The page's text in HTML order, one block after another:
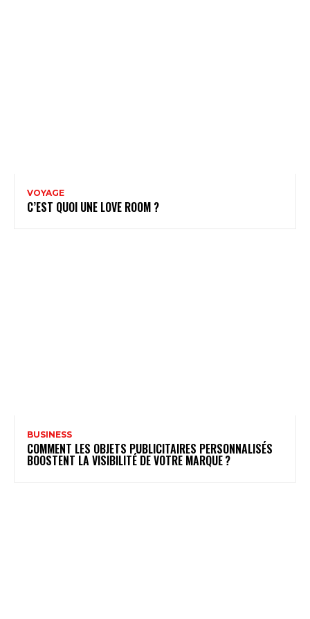
VOYAGE
C’EST QUOI UNE LOVE ROOM ?
BUSINESS
COMMENT LES OBJETS PUBLICITAIRES PERSONNALISÉS
BOOSTENT LA VISIBILITÉ DE VOTRE MARQUE ?